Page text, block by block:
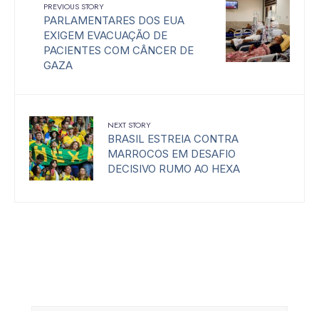
PREVIOUS STORY
PARLAMENTARES DOS EUA
EXIGEM EVACUAÇÃO DE
PACIENTES COM CÂNCER DE
GAZA
NEXT STORY
BRASIL ESTREIA CONTRA
MARROCOS EM DESAFIO
DECISIVO RUMO AO HEXA